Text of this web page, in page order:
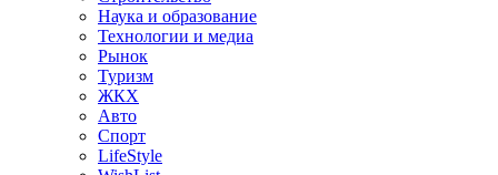
Наука и образование
Технологии и медиа
Рынок
Туризм
ЖКХ
Авто
Спорт
LifeStyle